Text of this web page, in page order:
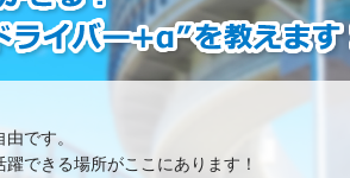
です。
できる場所がここにあります！